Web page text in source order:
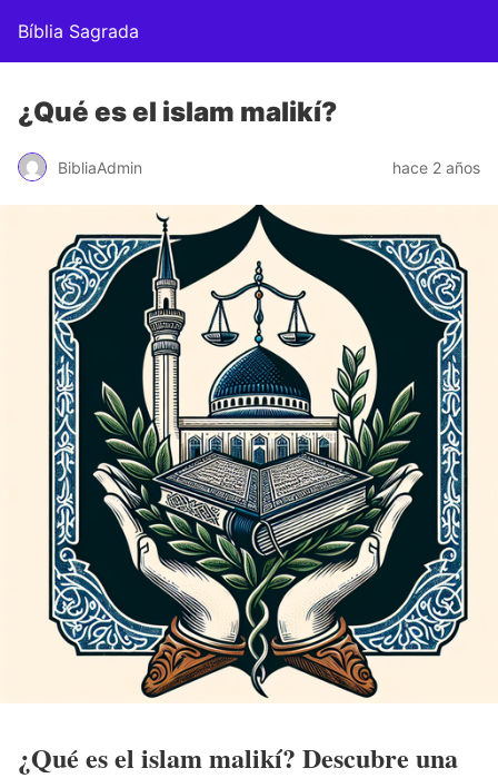
Bíblia Sagrada
¿Qué es el islam malikí?
BibliaAdmin hace 2 años
¿Qué es el islam malikí? Descubre una